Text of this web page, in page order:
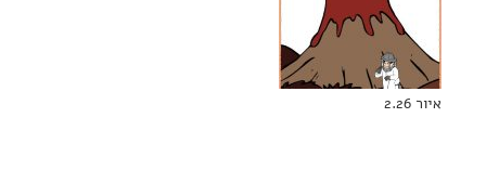
איור 2.26